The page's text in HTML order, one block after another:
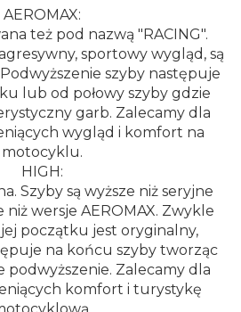
AEROMAX:
też pod nazwą "RACING".
sportowy wygląd, są
szyby następuje
lub od połowy szyby gdzie
garb. Zalecamy dla
wygląd i komfort na
motocyklu.
HIGH:
Szyby są wyższe niż seryjne
niż wersje AEROMAX. Zwykle
jej początku jest oryginalny,
na końcu szyby tworząc
podwyższenie. Zalecamy dla
komfort i turystykę